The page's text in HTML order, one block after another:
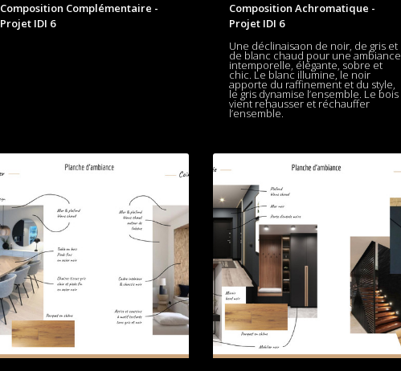
Composition Complémentaire -
Projet IDI 6
Composition Achromatique -
Projet IDI 6
Une déclinaisaon de noir, de gris et
de blanc chaud pour une ambiance
intemporelle, élégante, sobre et
chic. Le blanc illumine, le noir
apporte du raffinement et du style,
le gris dynamise l’ensemble. Le bois
vient rehausser et réchauffer
l’ensemble.